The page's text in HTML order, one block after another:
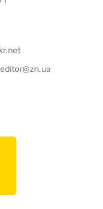
editor@zn.ua